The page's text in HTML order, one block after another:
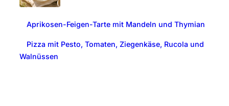
Aprikosen-Feigen-Tarte mit Mandeln und Thymian
Pizza mit Pesto, Tomaten, Ziegenkäse, Rucola und
Walnüssen